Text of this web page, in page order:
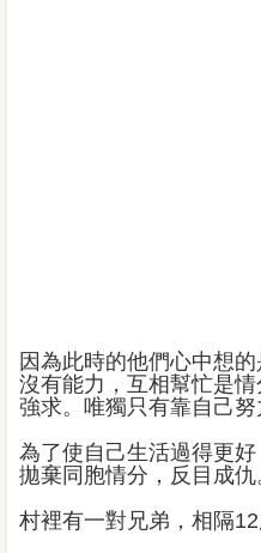
因為此時的他們心中想
沒有能力，互相幫忙是
強求。唯獨只有靠自己努
為了使自己生活過得更
拋棄同胞情分，反目成仇
村裡有一對兄弟，相隔12